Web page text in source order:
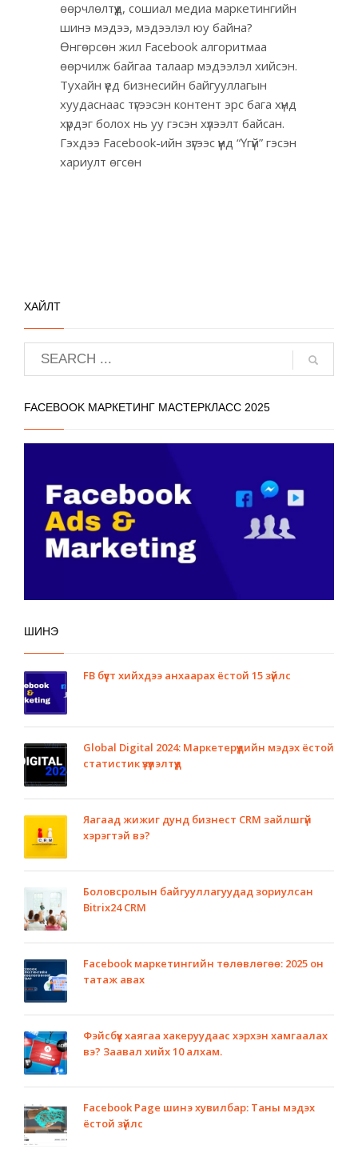
өөрчлөлтүүд, сошиал медиа маркетингийн
шинэ мэдээ, мэдээлэл юу байна?
Өнгөрсөн жил Facebook алгоритмаа
өөрчилж байгаа талаар мэдээлэл хийсэн.
Тухайн үед бизнесийн байгууллагын
хуудаснаас түгээсэн контент эрс бага хүнд
хүрдэг болох нь уу гэсэн хүлээлт байсан.
Гэхдээ Facebook-ийн зүгээс үүнд “Үгүй” гэсэн
хариулт өгсөн
ХАЙЛТ
FACEBOOK МАРКЕТИНГ МАСТЕРКЛАСС 2025
ШИНЭ
FB бүүст хийхдээ анхаарах ёстой 15 зүйлс
Global Digital 2024: Маркетерүүдийн мэдэх ёстой
статистик үзүүлэлтүүд
Яагаад жижиг дунд бизнест CRM зайлшгүй
хэрэгтэй вэ?
Боловсролын байгууллагуудад зориулсан
Bitrix24 CRM
Facebook маркетингийн төлөвлөгөө: 2025 он
татаж авах
Фэйсбүүк хаягаа хакеруудаас хэрхэн хамгаалах
вэ? Заавал хийх 10 алхам.
Facebook Page шинэ хувилбар: Таны мэдэх
ёстой зүйлс